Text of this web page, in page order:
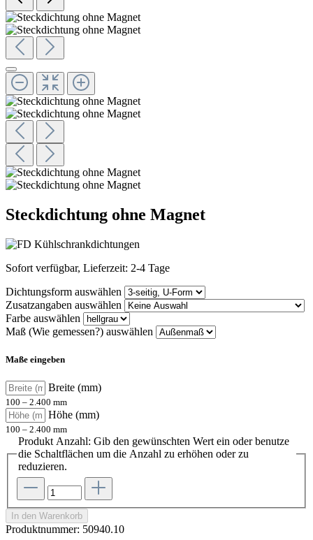
Steckdichtung ohne Magnet
Sofort verfügbar, Lieferzeit: 2-4 Tage
Dichtungsform auswählen
Zusatzangaben auswählen
Farbe auswählen
Maß (Wie gemessen?) auswählen
Maße eingeben
Breite (mm)
100 – 2.400 mm
Höhe (mm)
100 – 2.400 mm
Produkt Anzahl: Gib den gewünschten Wert ein oder benutze
die Schaltflächen um die Anzahl zu erhöhen oder zu
reduzieren.
In den Warenkorb
Produktnummer: 50940.10